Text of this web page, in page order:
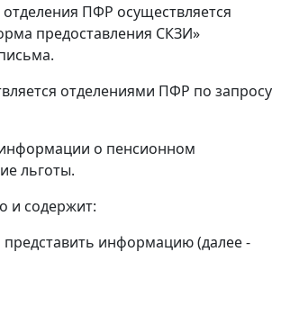
ПФР осуществляется
предоставления СКЗИ»
отделениями ПФР по запросу
о пенсионном
льготы.
и содержит:
информацию (далее -